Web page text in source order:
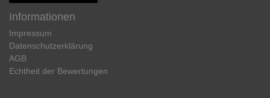
Informationen
Impressum
Daten­schutz­erklärung
AGB
Echtheit der Bewertungen